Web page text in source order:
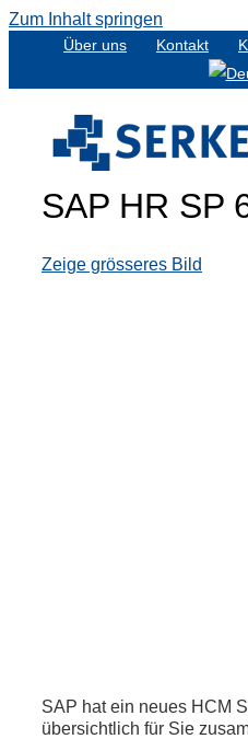
Zum Inhalt springen
Über uns Kontakt
Zeige grösseres Bild
SAP HR SP
SAP hat ein neues HCM
übersichtlich für Sie